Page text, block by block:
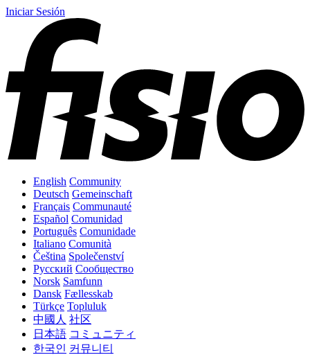
Iniciar Sesión
English Community
Deutsch Gemeinschaft
Français Communauté
Español Comunidad
Português Comunidade
Italiano Comunità
Čeština Společenství
Русский Сообщество
Norsk Samfunn
Dansk Fællesskab
Türkçe Topluluk
中國人 社区
日本語 コミュニティ
한국인 커뮤니티